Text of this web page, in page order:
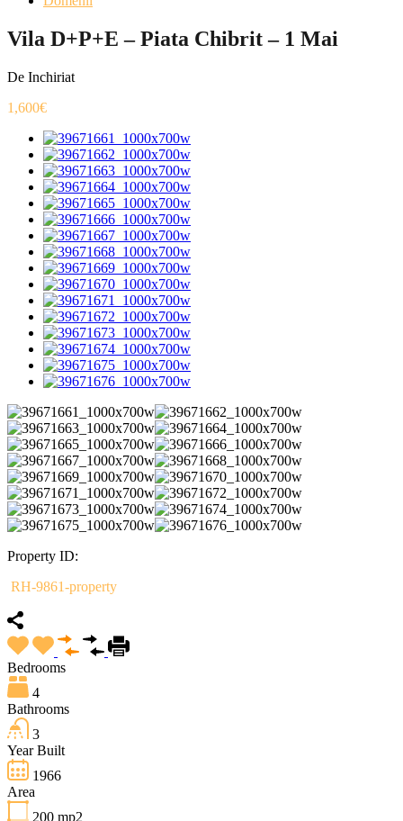
Vila D+P+E – Piata Chibrit – 1 Mai
De Inchiriat
1,600€
Property ID:
RH-9861-property
Bedrooms
4
Bathrooms
3
Year Built
1966
Area
200 mp2